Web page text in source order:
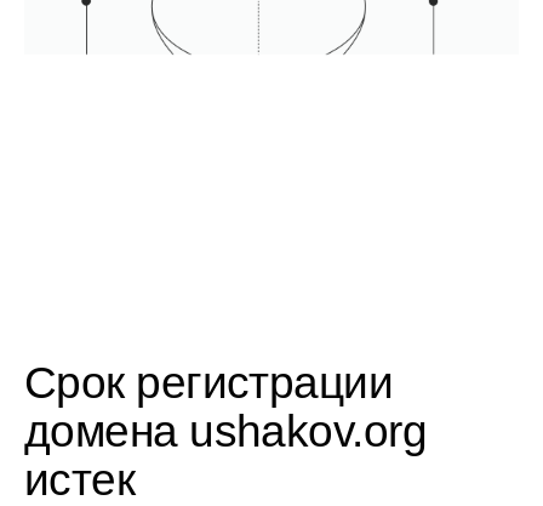
Срок регистрации
домена ushakov.org
истек